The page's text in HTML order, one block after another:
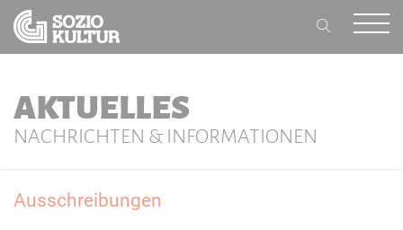
AKTUELLES
NACHRICHTEN & INFORMATIONEN
Ausschreibungen